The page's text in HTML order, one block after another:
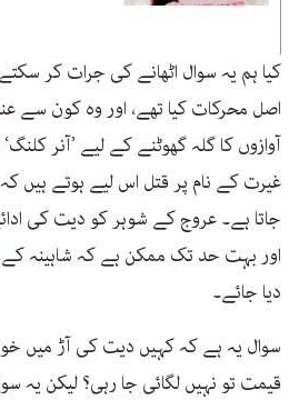
کیا ہم یہ سوال اٹھانے کی جرات کر
اصل محرکات کیا تھے، اور وہ کون سے
آوازوں کا گلہ گھوٹنے کے لیے ’آنر
غیرت کے نام پر قتل اس لیے ہوتے ہیں
جاتا ہے۔ عروج کے شوہر کو دیت کی
اور بہت حد تک ممکن ہے کہ شاہینہ
دیا جائے۔
سوال یہ ہے کہ کہیں دیت کی آڑ میں
قیمت تو نہیں لگائی جا رہی؟ لیکن یہ